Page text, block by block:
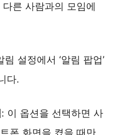
른 사람과의 모임에
림 설정에서 ‘알림 팝업’
다.
: 이 옵션을 선택하면 사